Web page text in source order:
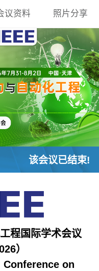
议资料 照片分享
该会议已结束!
程国际学术会议
）
on